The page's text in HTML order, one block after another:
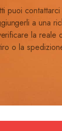
puoi contattarci
a una
la reale
o la